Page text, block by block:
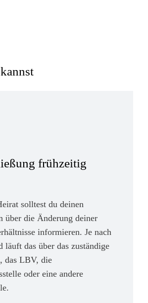
frühzeitig
solltest du deinen
über die Änderung deiner
informieren. Je nach
läuft das über das zuständige
das LBV, die
oder eine andere